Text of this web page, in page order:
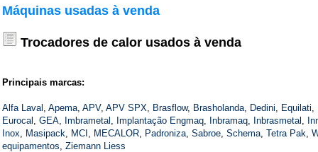
Máquinas usadas à venda
Trocadores de calor usados à venda
Principais marcas:
Alfa Laval , Apema, APV, APV SPX, Brasflow, Brasholanda, Dedini, Equilati,
Eurocal , GEA, Imbrametal , Implantação Engmaq, Inbramaq, Inbrasmetal ,
Inox, Masipack, MCI , MECALOR, Padroniza, Sabroe, Schema, Tetra Pak,
equipamentos, Ziemann Liess